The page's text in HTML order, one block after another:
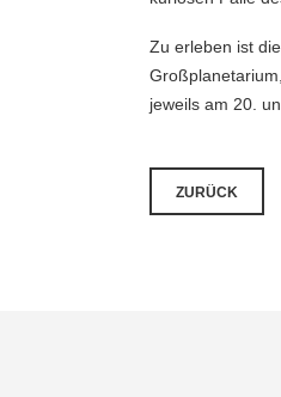
Zu erleben ist
jeweils am 20.
ZURÜCK